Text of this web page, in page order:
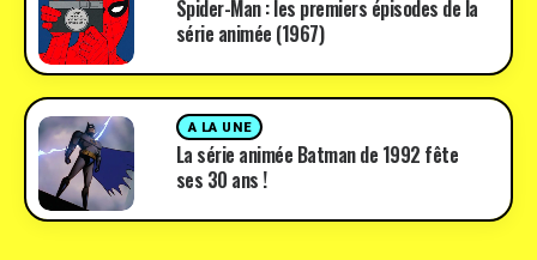
Spider-Man : les premiers épisodes de la
série animée (1967)
A LA UNE
La série animée Batman de 1992 fête
ses 30 ans !